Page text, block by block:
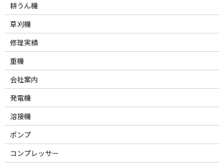
耕うん機
草刈機
修理実績
重機
会社案内
発電機
溶接機
ポンプ
コンプレッサー